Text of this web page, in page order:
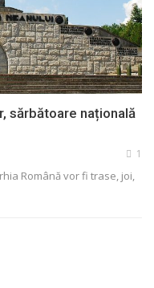
sărbătoare națională
1
Română vor fi trase, joi,